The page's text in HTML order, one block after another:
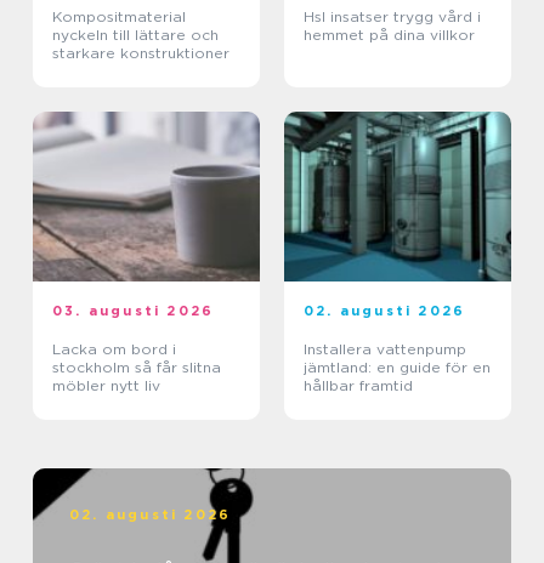
Kompositmaterial
nyckeln till lättare och
starkare konstruktioner
Hsl insatser trygg vård i
hemmet på dina villkor
03. augusti 2026
Lacka om bord i
stockholm så får slitna
möbler nytt liv
02. augusti 2026
Installera vattenpump
jämtland: en guide för en
hållbar framtid
02. augusti 2026